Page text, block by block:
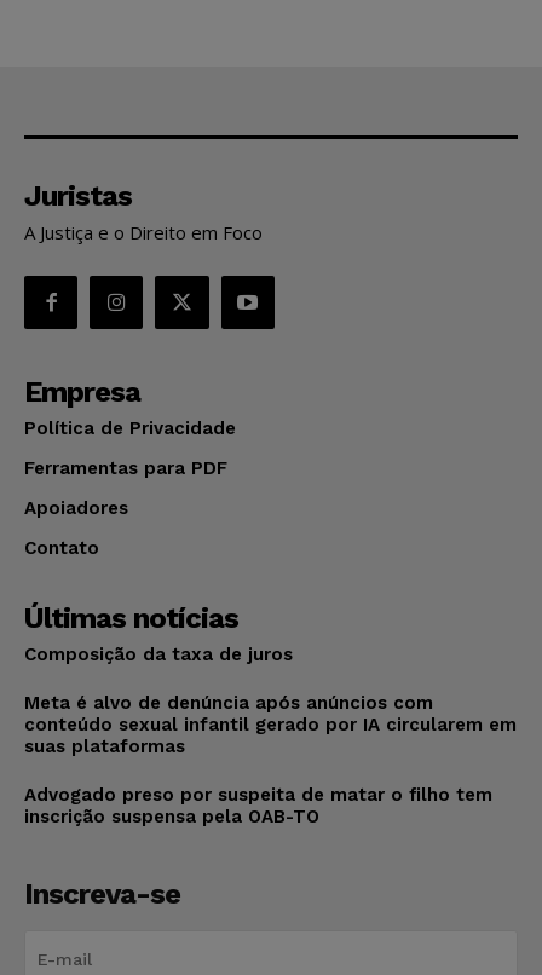
Juristas
A Justiça e o Direito em Foco
Empresa
Política de Privacidade
Ferramentas para PDF
Apoiadores
Contato
Últimas notícias
Composição da taxa de juros
Meta é alvo de denúncia após anúncios com
conteúdo sexual infantil gerado por IA circularem em
suas plataformas
Advogado preso por suspeita de matar o filho tem
inscrição suspensa pela OAB-TO
Inscreva-se